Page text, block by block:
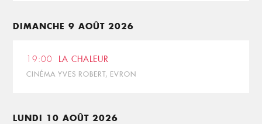
DIMANCHE 9 AOÛT 2026
19:00 LA CHALEUR
CINÉMA YVES ROBERT, EVRON
LUNDI 10 AOÛT 2026